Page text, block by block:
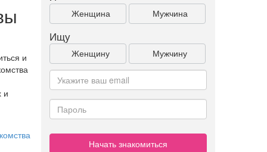
и
и
Женщина Мужчина
Ищу
Женщину Мужчину
Начать знакомиться